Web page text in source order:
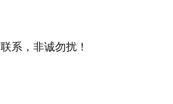
系，非诚勿扰！